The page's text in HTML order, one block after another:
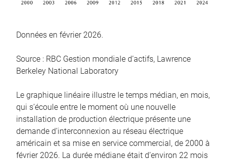
Données en février 2026.
Source : RBC Gestion mondiale d’actifs, Lawrence
Berkeley National Laboratory
Le graphique linéaire illustre le temps médian, en mois,
qui s’écoule entre le moment où une nouvelle
installation de production électrique présente une
demande d’interconnexion au réseau électrique
américain et sa mise en service commercial, de 2000 à
février 2026. La durée médiane était d’environ 22 mois